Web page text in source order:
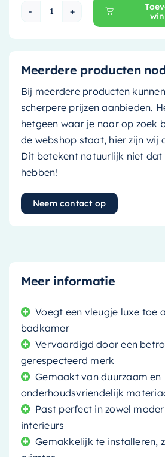
Mondiaz Waskom
Meerdere producten
Bij meerdere producten
scherpere prijzen aanbieden.
hetgeen waar je naar op zoek
de webshop staat, hier zijn wij
Dit betekent natuurlijk niet dat
hebben!
Neem contact op
Meer informatie
Voegt een vleugje luxe toe
badkamer
Vervaardigd door een
gerespecteerd merk
Gemaakt van duurzaam en
onderhoudsvriendelijk
Past perfect in zowel
interieurs
Gemakkelijk te installeren,